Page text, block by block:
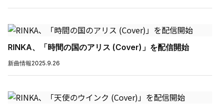
RINKA、「時間の国のアリス (Cover)」を配信開始
新曲情報2025.9.26